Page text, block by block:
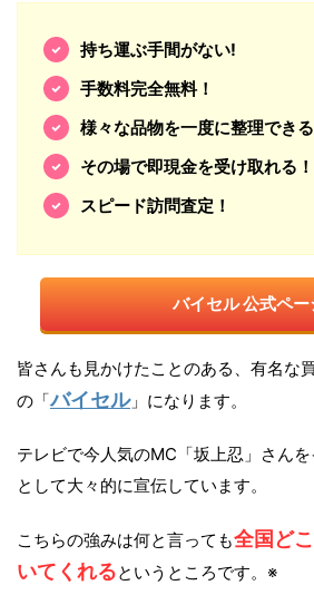
持ち運ぶ手間がない!
手数料完全無料！
様々な品物を一度に整理できる
その場で即現金を受け取れる！
スピード訪問査定！
バイセル 公式ペー
皆さんも見かけたことのある、有名な
の「バイセル」になります。
テレビで今人気のMC「坂上忍」さん
として大々的に宣伝しています。
こちらの強みは何と言っても全国ど
いてくれるというところです。※